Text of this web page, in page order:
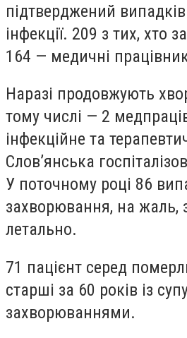
підтверджений
інфекції. 209 з тих, хто
164 — медичні
Наразі продовжують
тому числі — 2
інфекційне та
Слов’янська
У поточному році 86
захворювання, на жаль,
летально.
71 пацієнт серед
старші за 60 років із
захворюваннями.